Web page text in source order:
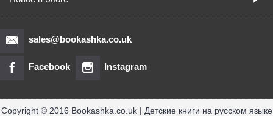
sales@bookashka.co.uk
Facebook Instagram
Copyright © 2016 Bookashka.co.uk | Детские книги на русском языке